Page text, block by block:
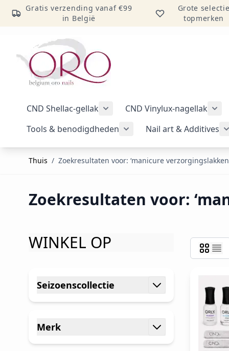
Gratis verzending vanaf €99
in België
Grote
topmerken
Ga naar inhoud
CND Shellac-gellak
CND Vinylux-nagellak
Tools & benodigdheden
Nail art & Additives
Thuis / Zoekresultaten voor: ‘manicure
Zoekresultaten voor:
WINKEL OP
Seizoenscollectie
filter
Merk
filter